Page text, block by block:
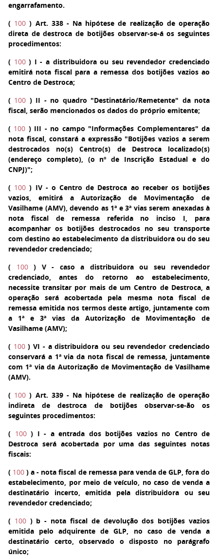
engarrafamento.
( 100 ) Art. 338- Na hipótese de realização de operação
direta de destroca de botijões observar-se-á os seguintes
procedimentos:
( 100 ) I - a distribuidora ou seu revendedor credenciado
emitirá nota fiscal para a remessa dos botijões vazios ao
Centro de Destroca;
( 100 ) II - no quadro "Destinatário/Remetente" da nota
fiscal, serão mencionados os dados do próprio emitente;
( 100 ) III - no campo "Informações Complementares" da
nota fiscal, constará a expressão "Botijões vazios a serem
destrocados no(s) Centro(s) de Destroca localizado(s)
(endereço completo), (o nº de Inscrição Estadual e do
CNPJ)";
( 100 ) IV- o Centro de Destroca ao receber os botijões
vazios, emitirá a Autorização de Movimentação de
Vasilhame (AMV), devendo as 1ª e 3ª vias serem anexadas à
nota fiscal de remessa referida no inciso I, para
acompanhar os botijões destrocados no seu transporte
com destino ao estabelecimento da distribuidora ou do seu
revendedor credenciado;
(
100 ) V- caso a distribuidora ou seu revendedor
credenciado, antes do retorno ao estabelecimento,
necessite transitar por mais de um Centro de Destroca, a
operação será acobertada pela mesma nota fiscal de
remessa emitida nos termos deste artigo, juntamente com
a 1ª e 3ª vias da Autorização de Movimentação de
Vasilhame (AMV);
( 100 )VI - a distribuidora ou seu revendedor credenciado
conservará a 1ª via da nota fiscal de remessa, juntamente
com 1ª via da Autorização de Movimentação de Vasilhame
(AMV).
( 100 ) Art. 339- Na hipótese de realização de operação
indireta de destroca de botijões observar-se-ão os
seguintes procedimentos:
( 100 ) I - a entrada dos botijões vazios no Centro de
Destroca será acobertada por uma das seguintes notas
fiscais:
( 100 )a - nota fiscal de remessa para venda de GLP, fora do
estabelecimento, por meio de veículo, no caso de venda a
destinatário incerto, emitida pela distribuidora ou seu
revendedor credenciado;
( 100 ) b - nota fiscal de devolução dos botijões vazios
emitida pelo adquirente de GLP, no caso de venda a
destinatário certo, observado o disposto no parágrafo
único;